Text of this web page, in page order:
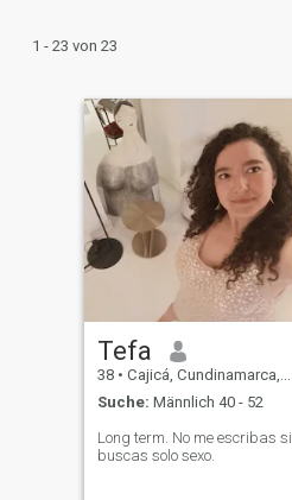
1 - 23 von 23
Tefa
38 • Cajicá, Cundinamarca, Kolumbien
Suche: Männlich 40 - 52
Long term. No me escribas si
buscas solo sexo.